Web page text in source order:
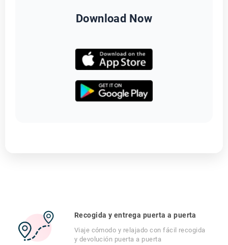
Download Now
Recogida y entrega puerta a puerta
Viaje cómodo y relajado con fácil recogida
y devolución puerta a puerta